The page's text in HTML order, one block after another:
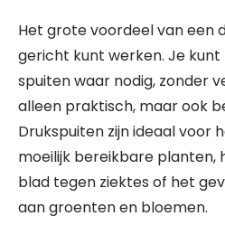
Het grote voordeel van een
gericht kunt werken. Je
spuiten waar nodig, zonder
alleen praktisch, maar ook
Drukspuiten zijn ideaal voor
moeilijk bereikbare planten,
blad tegen ziektes of het
aan groenten en bloemen.